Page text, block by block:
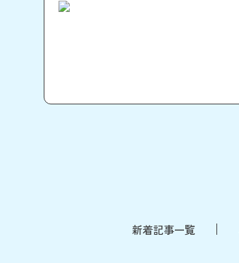
新着記事一覧